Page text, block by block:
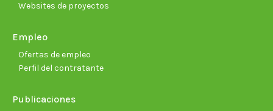
Websites de proyectos
Empleo
Ofertas de empleo
Perfil del contratante
Publicaciones